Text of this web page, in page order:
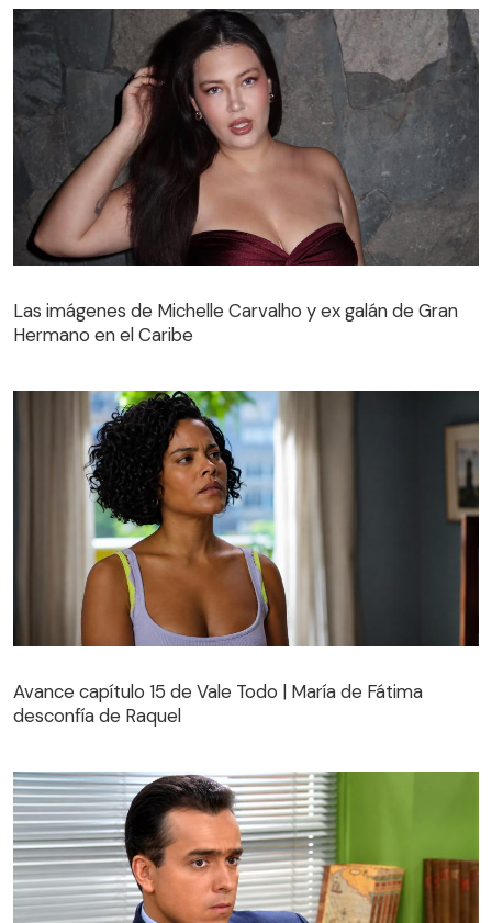
Las imágenes de Michelle Carvalho y ex galán de Gran
Hermano en el Caribe
desconfía de Raquel
Avance capítulo 15 de Vale Todo | María de Fátima
desconfía de Raquel